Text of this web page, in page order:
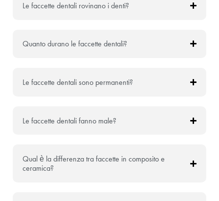
Le faccette dentali rovinano i denti?
Quanto durano le faccette dentali?
Le faccette dentali sono permanenti?
Le faccette dentali fanno male?
Qual è la differenza tra faccette in composito e
ceramica?